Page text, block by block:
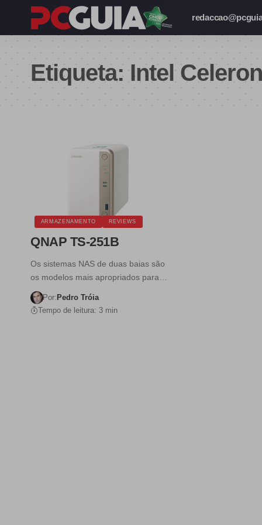
Etiqueta: Intel
ARMAZENAMENTO REVIEWS
QNAP TS-251B
Os sistemas NAS de duas baias são
os modelos mais apropriados para…
Por: Pedro Tróia
Tempo de leitura: 3 min